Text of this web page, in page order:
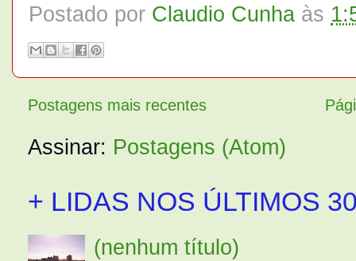
Postado por Claudio Cunha às
Postagens mais recentes
Assinar: Postagens (Atom)
+ LIDAS NOS ÚLTIMOS
(nenhum título)